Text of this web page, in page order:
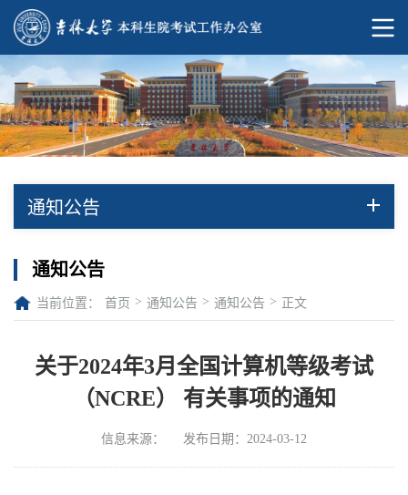
通知公告
通知公告
当前位置： 首页 > 通知公告 > 通知公告 > 正文
关于2024年3月全国计算机等级考试
（NCRE） 有关事项的通知
信息来源： 发布日期：2024-03-12